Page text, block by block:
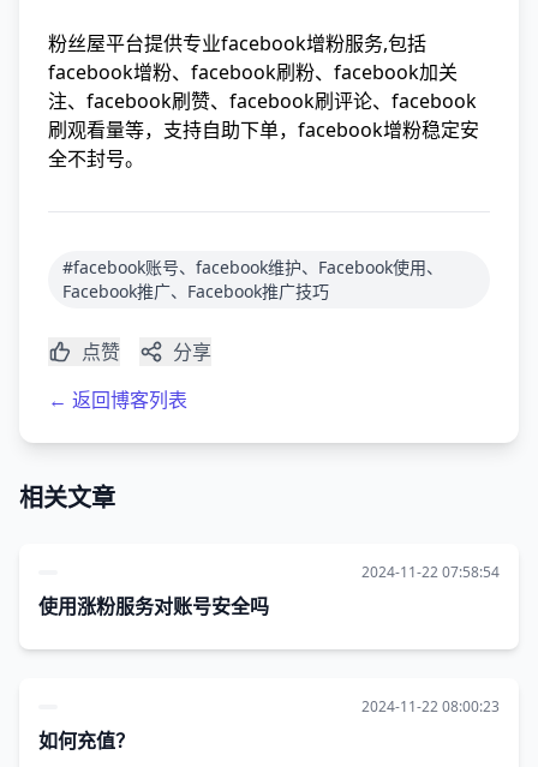
粉丝屋平台提供专业facebook增粉服务,包括
facebook增粉、facebook刷粉、facebook加关
注、facebook刷赞、facebook刷评论、facebook
刷观看量等，支持自助下单，facebook增粉稳定安
全不封号。
#facebook账号、facebook维护、Facebook使用、
Facebook推广、Facebook推广技巧
点赞
分享
← 返回博客列表
相关文章
2024-11-22 07:58:54
使用涨粉服务对账号安全吗
2024-11-22 08:00:23
如何充值？